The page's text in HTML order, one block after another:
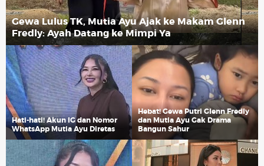
Gewa Lulus TK, Mutia Ayu Ajak ke Makam Glenn
Fredly: Ayah Datang ke Mimpi Ya
Hati-hati! Akun IG dan Nomor
WhatsApp Mutia Ayu Diretas
Hebat! Gewa Putri Glenn Fredly
dan Mutia Ayu Gak Drama
Bangun Sahur